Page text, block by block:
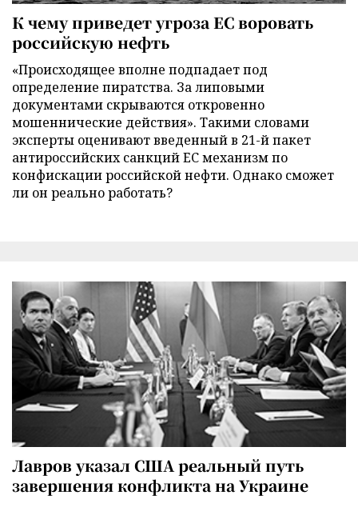
К чему приведет угроза ЕС воровать
российскую нефть
«Происходящее вполне подпадает под
определение пиратства. За липовыми
документами скрываются откровенно
мошеннические действия». Такими словами
эксперты оценивают введенный в 21-й пакет
антироссийских санкций ЕС механизм по
конфискации российской нефти. Однако сможет
ли он реально работать?
Лавров указал США реальный путь
завершения конфликта на Украине